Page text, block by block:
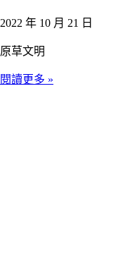
2022 年 10 月 21 日
原草文明
閱讀更多 »